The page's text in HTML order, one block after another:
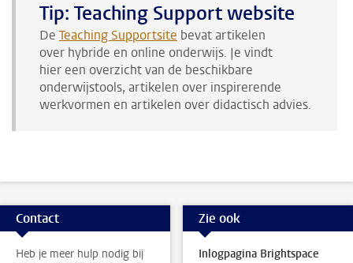
Tip: Teaching Support website
De Teaching Supportsite bevat artikelen
over hybride en online onderwijs. Je vindt
hier een overzicht van de beschikbare
onderwijstools, artikelen over inspirerende
werkvormen en artikelen over didactisch advies.
Contact
Heb je meer hulp nodig bij
Zie ook
Inlogpagina Brightspace